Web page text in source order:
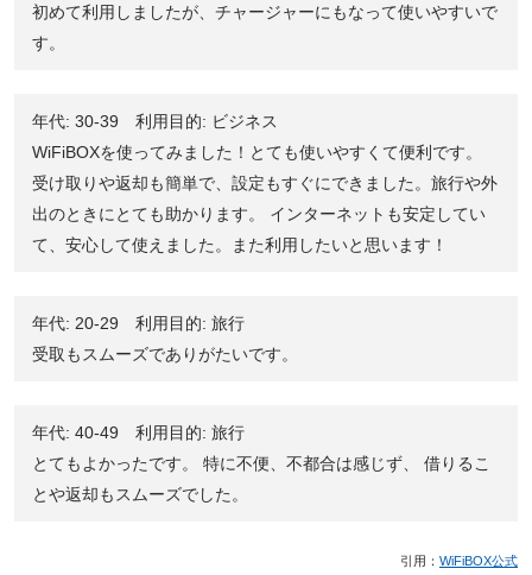
初めて利用しましたが、チャージャーにもなって使いやすいで
す。
年代: 30-39 利用目的: ビジネス
WiFiBOXを使ってみました！とても使いやすくて便利です。
受け取りや返却も簡単で、設定もすぐにできました。旅行や外
出のときにとても助かります。 インターネットも安定してい
て、安心して使えました。また利用したいと思います！
年代: 20-29 利用目的: 旅行
受取もスムーズでありがたいです。
年代: 40-49 利用目的: 旅行
とてもよかったです。 特に不便、不都合は感じず、 借りるこ
とや返却もスムーズでした。
引用： WiFiBOX公式